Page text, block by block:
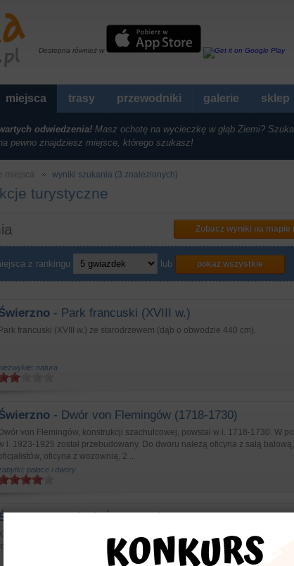
Dostepna również w
miejsca trasy przewodniki galerie sklep
odwiedzenia! Masz ochotę na wycieczkę w głąb Ziemi?
pewno znajdziesz miejsce, którego szukasz!
miejsca wyniki szukania (3 znalezionych)
turystyczne
Zobacz wyniki na mapie
z rankingu lub pokaż wszystkie
- Park francuski (XVIII w.)
Park francuski (XVIII w.) ze starodrzewem (dąb o obwodzie 440 cm).
natura
- Dwór von Flemingów (1718-1730)
Dwór von Flemingów, konstrukcji szachulcowej, powstał w l. 1718-1730. W
l. 1923-1925 został przebudowany. Do dworu należą oficyna z salą
oficyna z wozownią, 2 ...
pałace i dwory
- Kościół Świętej Trójcy (1681)
Kościół Świętej Trójcy, dawny ewangelicki, konstrukcji szachulcowej (1681,
1708, 1727).